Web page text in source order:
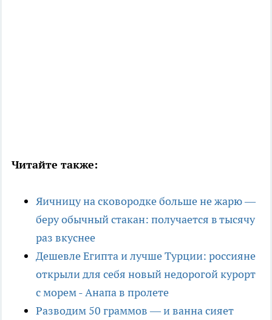
Читайте также:
Яичницу на сковородке больше не жарю —
беру обычный стакан: получается в тысячу
раз вкуснее
Дешевле Египта и лучше Турции: россияне
открыли для себя новый недорогой курорт
с морем - Анапа в пролете
Разводим 50 граммов — и ванна сияет